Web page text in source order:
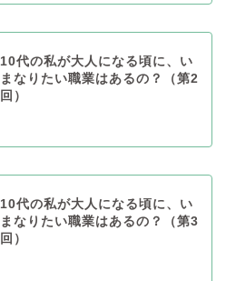
10代の私が大人になる頃に、い
まなりたい職業はあるの？（第2
回）
10代の私が大人になる頃に、い
まなりたい職業はあるの？（第3
回）